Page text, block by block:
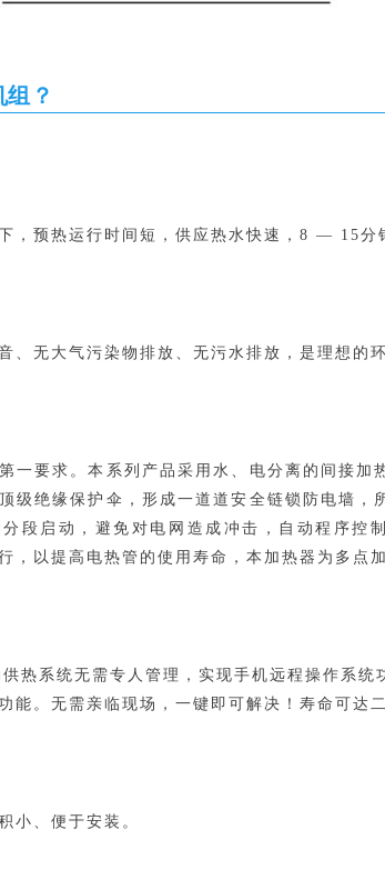
？
，预热运行时间短，供应热水快速，8 — 15分
、无大气污染物排放、无污水排放，是理想的环
一要求。本系列产品采用水、电分离的间接加
级绝缘保护伞，形成一道道安全链锁防电墙，
段启动，避免对电网造成冲击，自动程序控
，以提高电热管的使用寿命，本加热器为多点加
热系统无需专人管理， 实现手机远程操作系统
能。无需亲临现场，一键即可解决！ 寿命可达
小、便于安装。